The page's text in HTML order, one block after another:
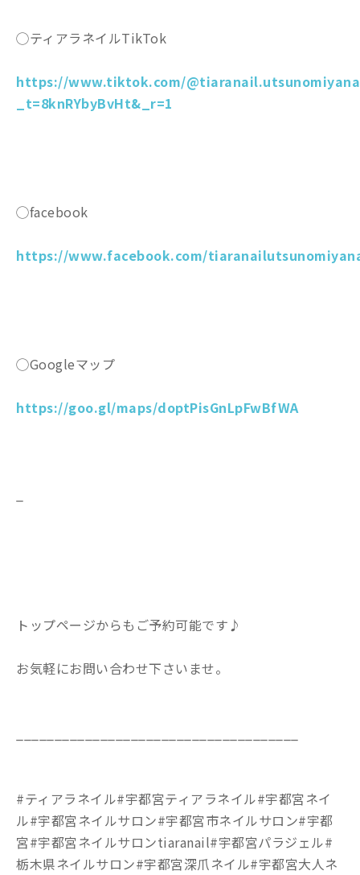
◯ティアラネイルTikTok
https://www.tiktok.com/
_t=8knRYbyBvHt&_r=1
◯facebook
https://www.facebook.com/
◯Googleマップ
https://goo.gl/maps/doptPisGnLpFwBfWA
トップページからもご予約可能です♪
お気軽にお問い合わせ下さいませ。
#ティアラネイル#宇都宮ティアラネイル#宇都宮ネイ
ル#宇都宮ネイルサロン#宇都宮市ネイルサロン#宇都
宮#宇都宮ネイルサロンtiaranail#宇都宮パラジェル#
栃木県ネイルサロン#宇都宮深爪ネイル#宇都宮大人ネ